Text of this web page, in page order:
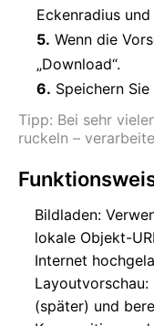
Eckenradius
5. Wenn die
„Download“.
6. Speichern
Tipp: Bei sehr
ruckeln –
Bildladen:
lokale Objekt-
Internet
(später) und